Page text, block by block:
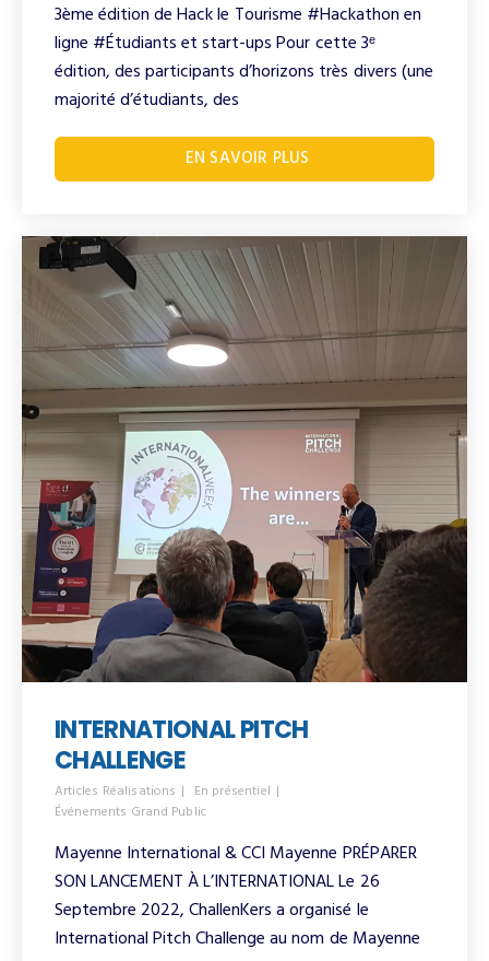
3ème édition de Hack le Tourisme #Hackathon en
ligne #Étudiants et start-ups​ Pour cette 3ᵉ
édition, des participants d’horizons très divers (une
majorité d’étudiants, des
EN SAVOIR PLUS
INTERNATIONAL PITCH
CHALLENGE
Articles Réalisations
En présentiel
Événements Grand Public
Mayenne International & CCI Mayenne PRÉPARER
SON LANCEMENT À L’INTERNATIONAL Le 26
Septembre 2022, ChallenKers a organisé le
International Pitch Challenge au nom de Mayenne